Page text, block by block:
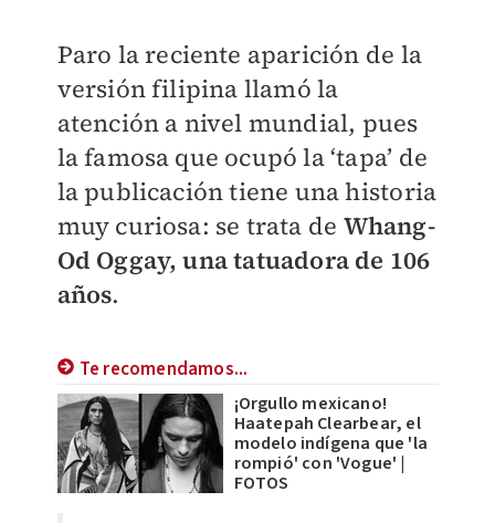
Paro la reciente aparición de la
versión filipina llamó la
atención a nivel mundial, pues
la famosa que ocupó la ‘tapa’ de
la publicación tiene una historia
muy curiosa: se trata de Whang-
Od Oggay, una tatuadora de 106
años.
Te recomendamos...
¡Orgullo mexicano!
Haatepah Clearbear, el
modelo indígena que 'la
rompió' con 'Vogue' |
FOTOS